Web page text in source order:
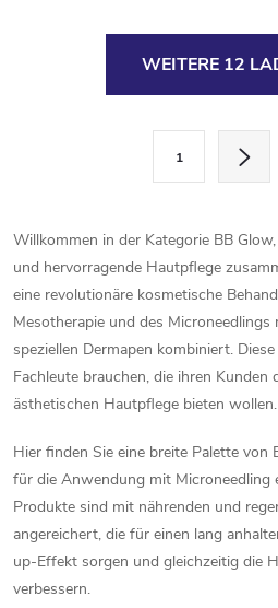
e
r
e
l
e
m
e
n
t
WEITERE 12
i
n
i
e
r
u
n
g
1
Willkommen in der Kategorie BB
und hervorragende Hautpflege
eine revolutionäre kosmetische
Mesotherapie und des Microneedlings
speziellen Dermapen kombiniert.
Fachleute brauchen, die ihren Kunden
ästhetischen Hautpflege bieten wollen.
Hier finden Sie eine breite Palette von
für die Anwendung mit Microneedling
Produkte sind mit nährenden und
angereichert, die für einen lang
up-Effekt sorgen und gleichzeitig die
verbessern.